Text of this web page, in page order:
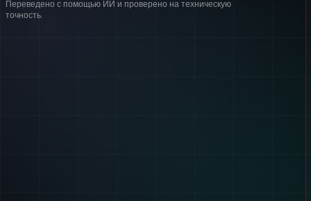
Переведено с помощью ИИ и проверено на техническую
точность.